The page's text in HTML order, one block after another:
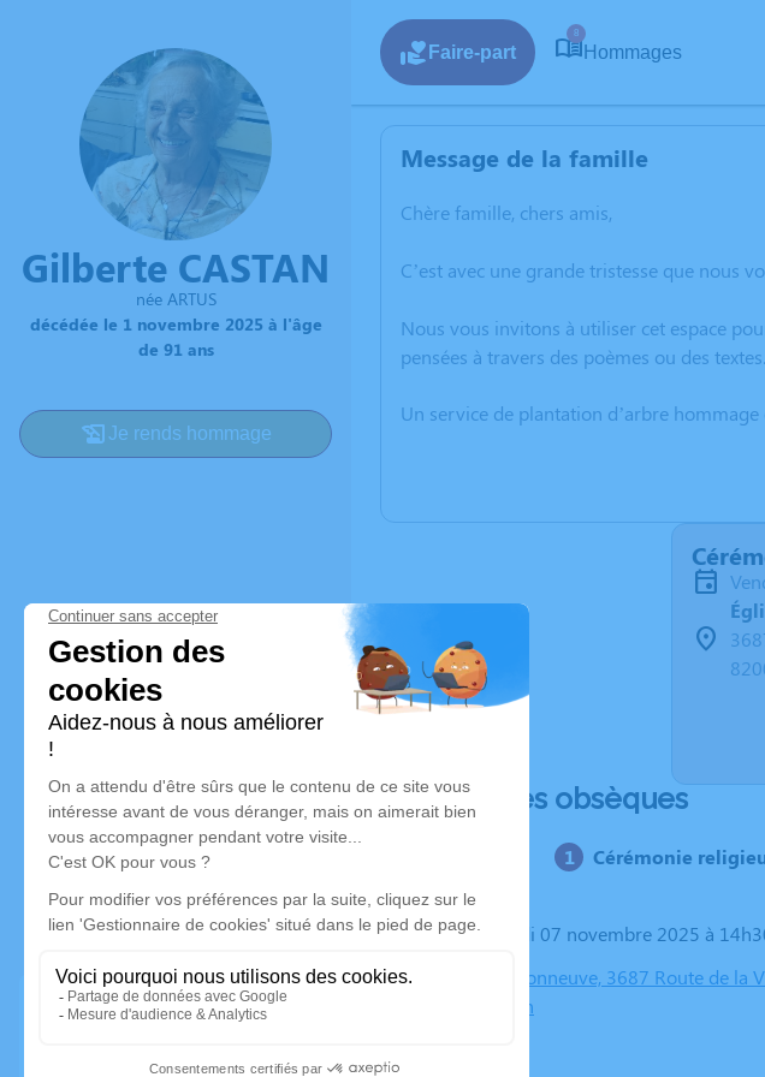
Gilberte CASTAN
née ARTUS
décédée le 1 novembre 2025 à l'âge
de 91 ans
Je rends hommage
Faire-part
8
Hommages
Message de la famille
Chère famille, chers amis,
C’est avec une grande tristesse que nous
Nous vous invitons à utiliser cet espace
pensées à travers des poèmes ou des
Un service de plantation d’arbre hommage
Déroulé des obsèques
Cérémonie
Le vendredi 07 novembre 2025 à
Église de Fonneuve, 3687 Route de la
Montauban